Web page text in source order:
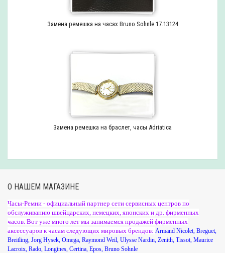
Замена ремешка на часах Bruno Sohnle 17.13124
Замена ремешка на браслет, часы Adriatica
О НАШЕМ МАГАЗИНЕ
Часы-Ремни - официальный партнер сети сервисных центров по
обслуживанию швейцарских, немецких, японских и др. фирменных
часов. Вот уже много лет мы занимаемся продажей фирменных
аксессуаров к часам следующих мировых брендов: Armand Nicolet Breguet
Breitling Jorg Hysek Omega Raymond Weil Ulysse Nardin Zenith Tissot Maurice
Lacroix Rado Longines Certina Epos Bruno Sohnle